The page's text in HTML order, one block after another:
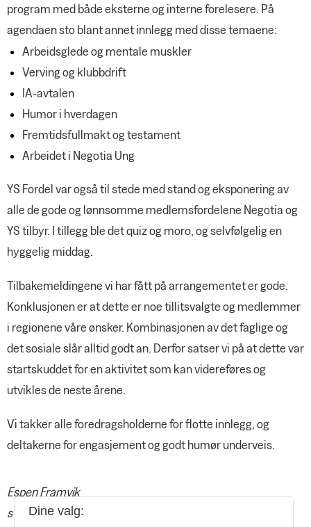
program med både eksterne og interne forelesere. På
agendaen sto blant annet innlegg med disse temaene:
Arbeidsglede og mentale muskler
Verving og klubbdrift
IA-avtalen
Humor i hverdagen
Fremtidsfullmakt og testament
Arbeidet i Negotia Ung
YS Fordel var også til stede med stand og eksponering av
alle de gode og lønnsomme medlemsfordelene Negotia og
YS tilbyr. I tillegg ble det quiz og moro, og selvfølgelig en
hyggelig middag.
Tilbakemeldingene vi har fått på arrangementet er gode.
Konklusjonen er at dette er noe tillitsvalgte og medlemmer
i regionene våre ønsker. Kombinasjonen av det faglige og
det sosiale slår alltid godt an. Derfor satser vi på at dette var
startskuddet for en aktivitet som kan videreføres og
utvikles de neste årene.
Vi takker alle foredragsholderne for flotte innlegg, og
deltakerne for engasjement og godt humør underveis.
Espen Framvik
styremedlem avd. Romerike
Dine valg: